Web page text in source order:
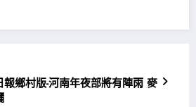
鄉村版-河南年夜部將有陣雨 麥